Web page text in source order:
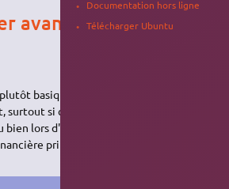
avant d'acheter une
basique, mais elle est très souvent
surtout si celui-ci intervient sur un coup
lors d'un remplacement en
primant souvent sur les autres
Documentation hors ligne
Télécharger Ubuntu